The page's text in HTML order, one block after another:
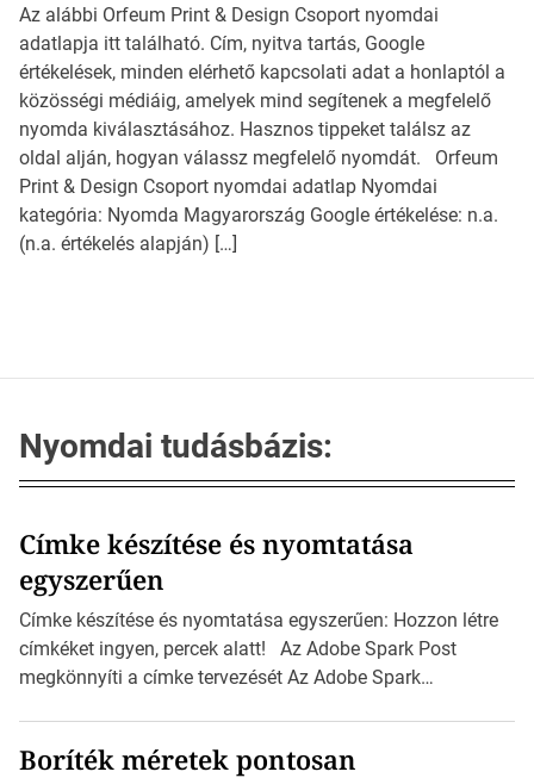
Az alábbi Orfeum Print & Design Csoport nyomdai
adatlapja itt található. Cím, nyitva tartás, Google
értékelések, minden elérhető kapcsolati adat a honlaptól a
közösségi médiáig, amelyek mind segítenek a megfelelő
nyomda kiválasztásához. Hasznos tippeket találsz az
oldal alján, hogyan válassz megfelelő nyomdát. Orfeum
Print & Design Csoport nyomdai adatlap Nyomdai
kategória: Nyomda Magyarország Google értékelése: n.a.
(n.a. értékelés alapján) […]
Nyomdai tudásbázis:
Címke készítése és nyomtatása
egyszerűen
Címke készítése és nyomtatása egyszerűen: Hozzon létre
címkéket ingyen, percek alatt! Az Adobe Spark Post
megkönnyíti a címke tervezését Az Adobe Spark
igazán foroghatnak a kreatív fogaskerekek, miközben
Boríték méretek pontosan